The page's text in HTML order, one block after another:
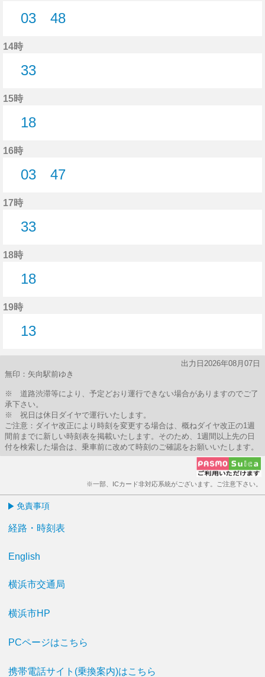
03
48
14時
33
15時
18
16時
03
47
17時
33
18時
18
19時
13
出力日2026年08月07日
無印：矢向駅前ゆき
※ 道路渋滞等により、予定どおり運行できない場合がありますのでご了
承下さい。
※ 祝日は休日ダイヤで運行いたします。
ご注意：ダイヤ改正により時刻を変更する場合は、概ねダイヤ改正の1週
間前までに新しい時刻表を掲載いたします。そのため、1週間以上先の日
付を検索した場合は、乗車前に改めて時刻のご確認をお願いいたします。
※一部、ICカード非対応系統がございます。ご注意下さい。
免責事項
経路・時刻表
English
横浜市交通局
横浜市HP
PCページはこちら
携帯電話サイト(乗換案内)はこちら